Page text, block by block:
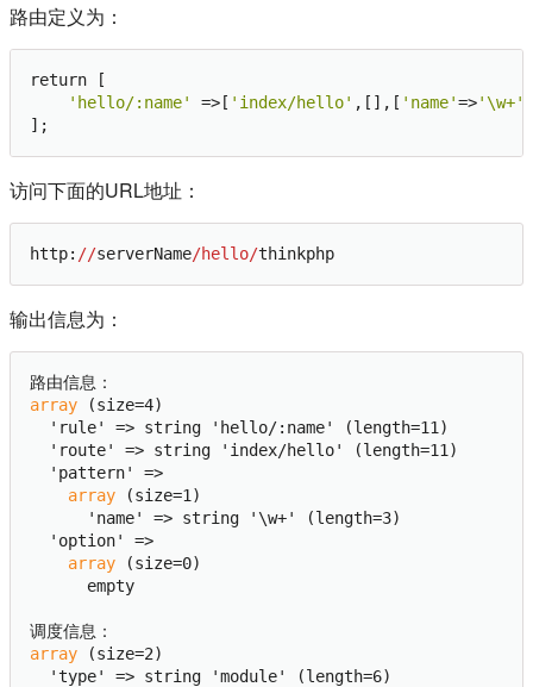
路由定义为：
return [
'hello/:name'
=>[ 'index/hello' ,[],[ 'name'=>'\w+'
访问下面的URL地址：
http: //serverName/hello/
输出信息为：
路由信息：
array
(size=4)
  'rule' => string 'hello/:name' (length=11)
  'route' => string 'index/hello' (length=11)
  'pattern' =>
array
(size=1)
      'name' => string '\w+' (length=3)
  'option' =>
array
(size=0)
      empty
调度信息：
array
(size=2)
  'type' => string 'module' (length=6)